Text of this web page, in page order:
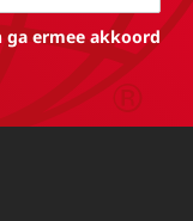
ga ermee akkoord